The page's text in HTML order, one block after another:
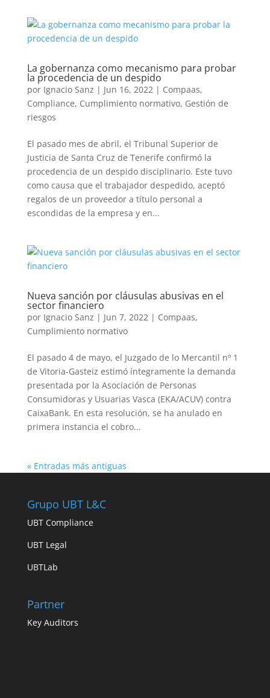
La gobernanza como mecanismo para probar
la procedencia de un despido
por Ignacio Sanz | Jun 16, 2022| Compaas,
Compliance, Cumplimiento normativo, Gestión de
riesgos
El pasado mes de abril, el Tribunal Superior de
Justicia de Santa Cruz de Tenerife confirmó la
procedencia de un despido disciplinario. Este tuvo
como causa que el trabajador despedido, aceptó
regalos de un proveedor a título personal a
escondidas de la empresa y en...
Nueva sanción por cláusulas abusivas en el
sector financiero
por Ignacio Sanz | Jun 7, 2022| Compaas,
Cumplimiento normativo
El pasado 4 de mayo, el Juzgado de lo Mercantil nº 1
de Vitoria-Gasteiz estimó íntegramente la demanda
presentada por la Asociación de Personas
Consumidoras y Usuarias Vasca (EKA/ACUV) contra
CaixaBank. En esta resolución, se ha anulado en
primera instancia el cobro...
« Entradas más antiguas
Grupo UBT L&C
UBT Compliance
UBT Legal
UBTLab
Partner
Key Auditors